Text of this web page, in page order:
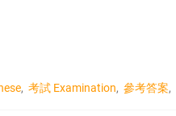
考試 Examination 參考答案